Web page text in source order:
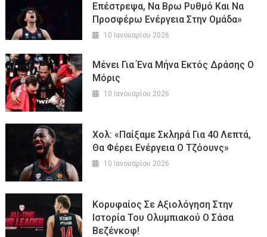
Επέστρεψα, Να Βρω Ρυθμό Και Να
Προσφέρω Ενέργεια Στην Ομάδα»
10 Ιανουαρίου 2026
Μένει Για Ένα Μήνα Εκτός Δράσης Ο
Μόρις
10 Ιανουαρίου 2026
Χολ: «Παίξαμε Σκληρά Για 40 Λεπτά,
Θα Φέρει Ενέργεια Ο Τζόουνς»
10 Ιανουαρίου 2026
Κορυφαίος Σε Αξιολόγηση Στην
Ιστορία Του Ολυμπιακού Ο Σάσα
Βεζένκοφ!